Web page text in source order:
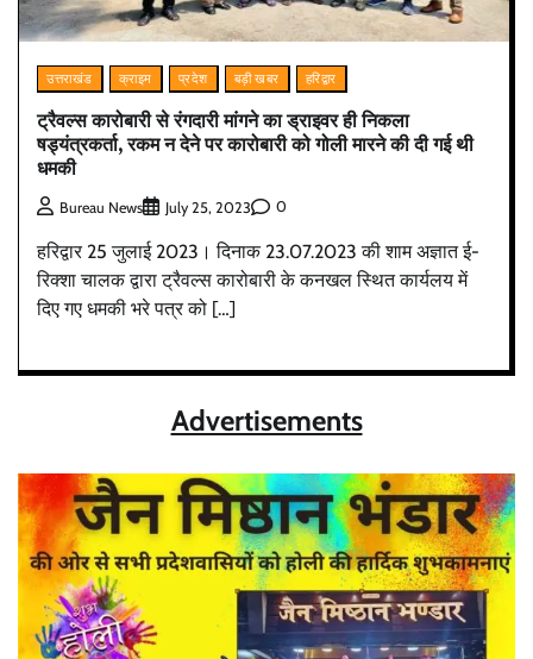
उत्तराखंड क्राइम प्रदेश बड़ी खबर हरिद्वार
ट्रैवल्स कारोबारी से रंगदारी मांगने का ड्राइवर ही निकला
षड्यंत्रकर्ता, रकम न देने पर कारोबारी को गोली मारने की दी गई थी
धमकी
Bureau News July 25, 2023 0
हरिद्वार 25 जुलाई 2023। दिनाक 23.07.2023 की शाम अज्ञात ई-
रिक्शा चालक द्वारा ट्रैवल्स कारोबारी के कनखल स्थित कार्यलय में
दिए गए धमकी भरे पत्र को […]
Advertisements